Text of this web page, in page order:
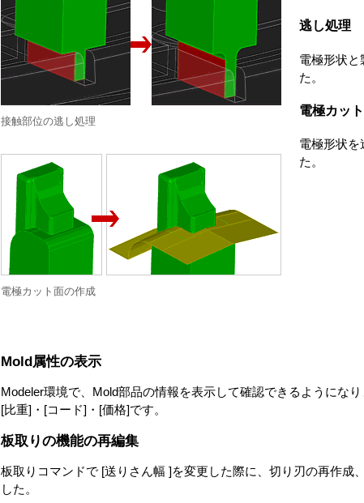
接触部位の逃し処理
電極カット面の作成
逃し処理
電極形状と
た。
電極カッ
電極形状を
た。
Mold属性の表示
Modeler環境で、Mold部品の情報を表示して確認できるようにな
[比重]・[コード]・[価格]です。
板取りの機能の再編集
板取りコマンドで [送りさん幅 ]を変更した際に、切り刃の再作
した。